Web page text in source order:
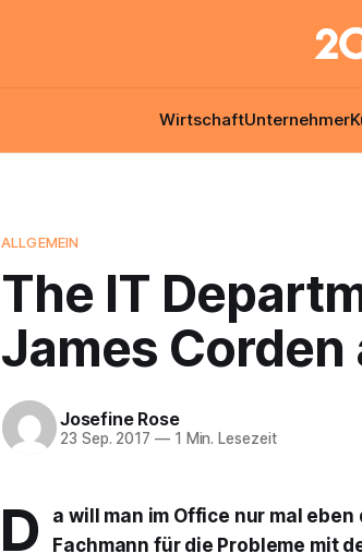
WirtschaftUnternehmer
ALLGEMEIN
The IT
James
Josefine Rose
23 Sep. 2017 —1 Min. Lesezeit
D
a will man im Office nur mal
Fachmann für die Probleme mit